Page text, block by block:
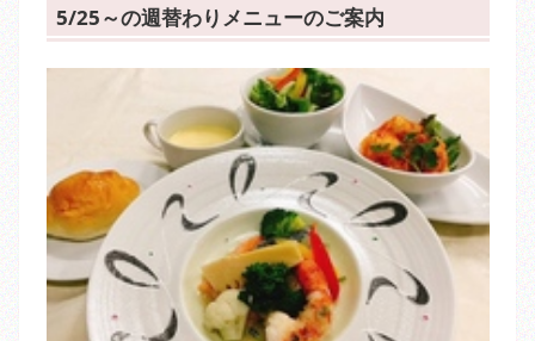
5/25～の週替わりメニューのご案内